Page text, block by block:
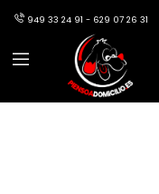
949 33 24 91 - 629 07 26 31